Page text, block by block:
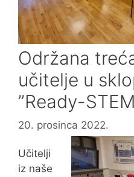
Održana
učitelje u
”Ready-
20. prosinca 2022.
Učitelji
iz naše